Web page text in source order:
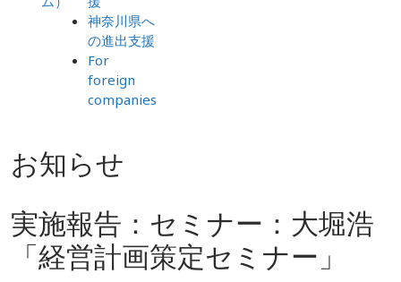
神奈川県へ
の進出支援
For
foreign
companies
お知らせ
実施報告：セミナー：大堀浩
「経営計画策定セミナー」